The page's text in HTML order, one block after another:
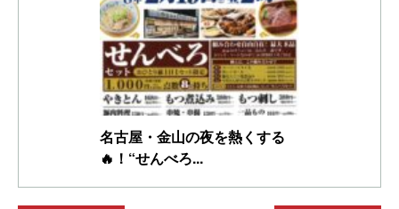
名古屋・金山の夜を熱くする
🔥！“せんべろ...